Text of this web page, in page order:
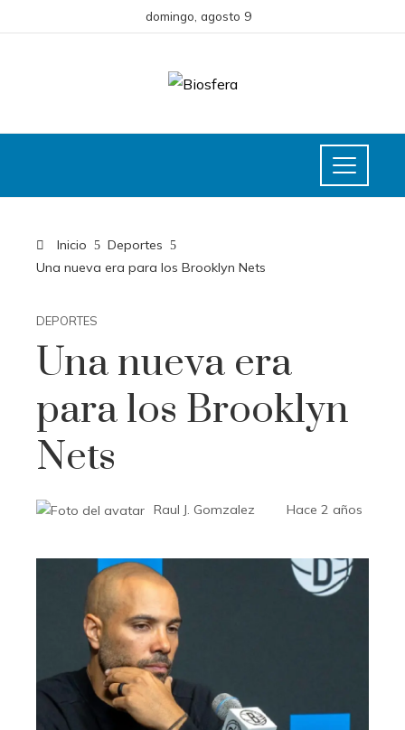
domingo, agosto 9
Inicio
Deportes
Una nueva era para los Brooklyn Nets
DEPORTES
Una nueva era
para los Brooklyn
Nets
Raul J. Gomzalez Hace 2 años